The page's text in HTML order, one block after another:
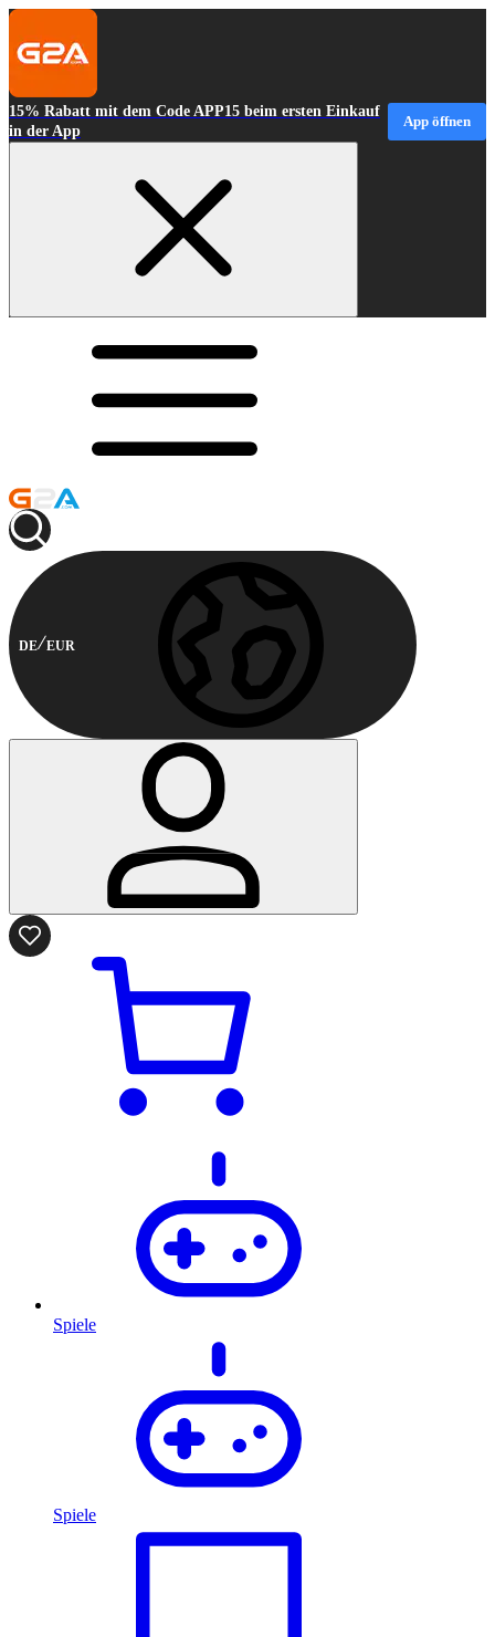
15% Rabatt mit dem Code APP15 beim ersten Einkauf
in der App
App öffnen
DE EUR
Spiele
Spiele